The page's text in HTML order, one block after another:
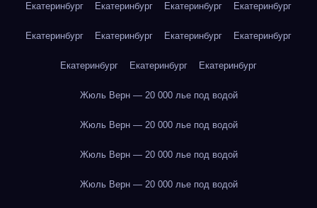
Екатеринбург Екатеринбург Екатеринбург Екатеринбург
Екатеринбург Екатеринбург Екатеринбург Екатеринбург
Екатеринбург Екатеринбург Екатеринбург
Жюль Верн — 20 000 лье под водой
Жюль Верн — 20 000 лье под водой
Жюль Верн — 20 000 лье под водой
Жюль Верн — 20 000 лье под водой